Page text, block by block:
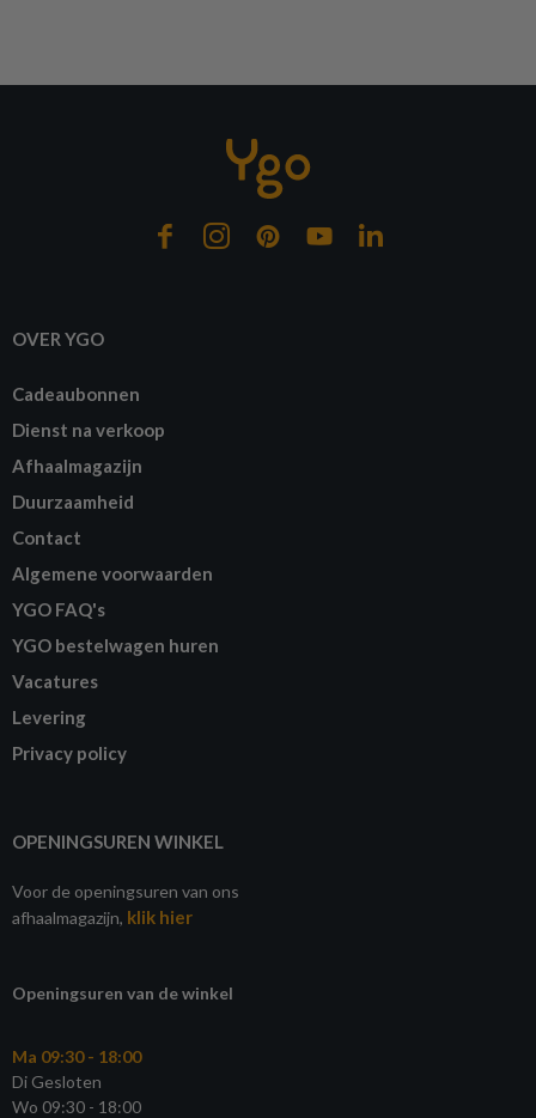
OVER YGO
Cadeaubonnen
Dienst na verkoop
Afhaalmagazijn
Duurzaamheid
Contact
Algemene voorwaarden
YGO FAQ's
YGO bestelwagen huren
Vacatures
Levering
Privacy policy
OPENINGSUREN WINKEL
Voor de openingsuren van ons
afhaalmagazijn, klik hier
Openingsuren van de winkel
Ma 09:30 - 18:00
Di Gesloten
Wo 09:30 - 18:00